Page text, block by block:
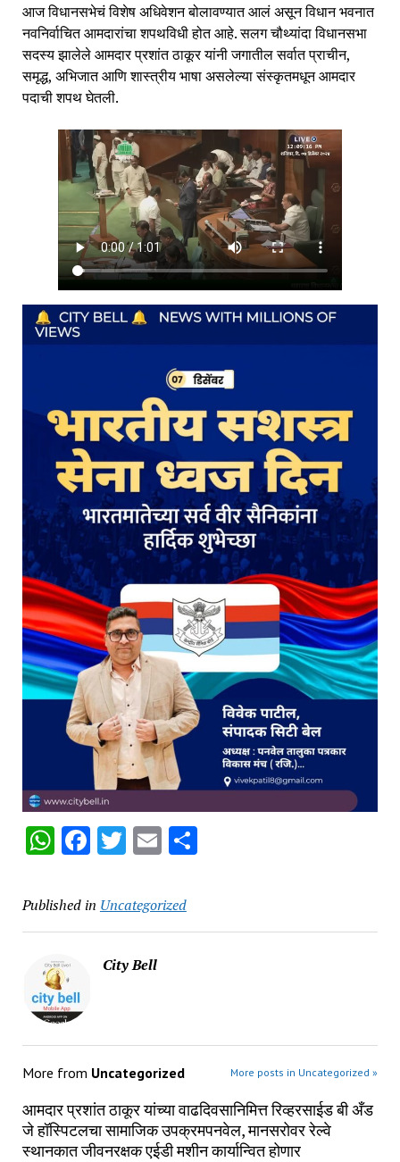
आज विधानसभेचं विशेष अधिवेशन बोलावण्यात आलं असून विधान भवनात
नवनिर्वाचित आमदारांचा शपथविधी होत आहे. सलग चौथ्यांदा विधानसभा
सदस्य झालेले आमदार प्रशांत ठाकूर यांनी जगातील सर्वात प्राचीन,
समृद्ध, अभिजात आणि शास्त्रीय भाषा असलेल्या संस्कृतमधून आमदार
पदाची शपथ घेतली.
WhatsApp
Facebook
Twitter
EmailShare
Published in Uncategorized
City Bell
More from Uncategorized More posts in Uncategorized »
आमदार प्रशांत ठाकूर यांच्या वाढदिवसानिमित्त रिव्हरसाईड बी अँड
जे हॉस्पिटलचा सामाजिक उपक्रमपनवेल, मानसरोवर रेल्वे
स्थानकात जीवनरक्षक एईडी मशीन कार्यान्वित होणार